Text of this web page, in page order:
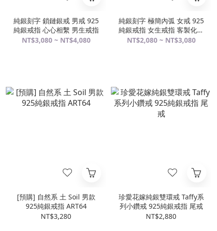
純銀刻字 鎖鏈銀戒 男戒 925
純銀戒指 心心相繫 男生戒指
NT$3,080 ~ NT$4,080
純銀刻字 極簡內弧 女戒 925
純銀戒指 女生戒指 客製化訂
製
NT$2,080 ~ NT$3,080
[預購] 自然系 土 Soil 男款
925純銀戒指 ART64
NT$3,280
珍愛花嫁純銀雙環戒 Taffy系
列小鑽戒 925純銀戒指 尾戒
NT$2,880